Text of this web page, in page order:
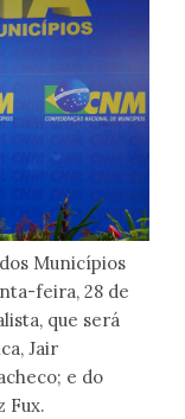
Municípios
feira, 28 de
que será
Jair
e do
Fux.